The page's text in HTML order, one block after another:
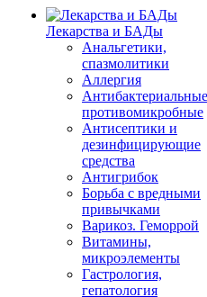
Лекарства и БАДы
Анальгетики,
спазмолитики
Аллергия
противомикробные
Антисептики и
дезинфицирующие
средства
Антигрибок
Борьба с вредными
привычками
Варикоз. Геморрой
Витамины,
микроэлементы
Гастрология,
гепатология